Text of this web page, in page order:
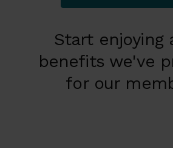
Start enjoying
benefits we've
for our